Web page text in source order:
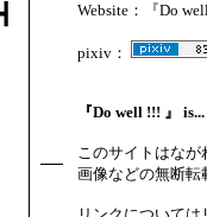
Website：『Do
pixiv：
『Do well !!! 』 is...
このサイトはなが
画像などの無断転